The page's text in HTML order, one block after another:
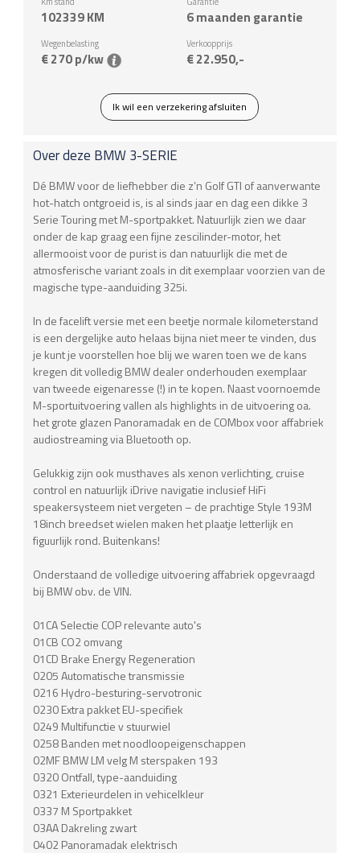
102339KM 6 maanden garantie
Wegenbelasting
€ 270 p/kw
Verkoopprijs
€ 22.950,-
Ik wil een verzekering afsluiten
Over deze BMW3-SERIE
Dé BMW voor de liefhebber die z’n Golf GTI of aanverwante
hot-hatch ontgroeid is, is al sinds jaar en dag een dikke 3
Serie Touring met M-sportpakket. Natuurlijk zien we daar
onder de kap graag een fijne zescilinder-motor, het
allermooist voor de purist is dan natuurlijk die met de
atmosferische variant zoals in dit exemplaar voorzien van de
magische type-aanduiding 325i.
In de facelift versie met een beetje normale kilometerstand
is een dergelijke auto helaas bijna niet meer te vinden, dus
je kunt je voorstellen hoe blij we waren toen we de kans
kregen dit volledig BMW dealer onderhouden exemplaar
van tweede eigenaresse (!) in te kopen. Naast voornoemde
M-sportuitvoering vallen als highlights in de uitvoering oa.
het grote glazen Panoramadak en de COMbox voor affabriek
audiostreaming via Bluetooth op.
Gelukkig zijn ook musthaves als xenon verlichting, cruise
control en natuurlijk iDrive navigatie inclusief HiFi
speakersysteem niet vergeten – de prachtige Style 193M
18inch breedset wielen maken het plaatje letterlijk en
figuurlijk rond. Buitenkans!
Onderstaand de volledige uitvoering affabriek opgevraagd
bij BMW obv. de VIN.
01CA Selectie COP relevante auto's
01CB CO2 omvang
01CD Brake Energy Regeneration
0205 Automatische transmissie
0216 Hydro-besturing-servotronic
0230 Extra pakket EU-specifiek
0249 Multifunctie v stuurwiel
0258 Banden met noodloopeigenschappen
02MF BMW LM velg M sterspaken 193
0320 Ontfall, type-aanduiding
0321 Exterieurdelen in vehicelkleur
0337 M Sportpakket
03AA Dakreling zwart
0402 Panoramadak elektrisch